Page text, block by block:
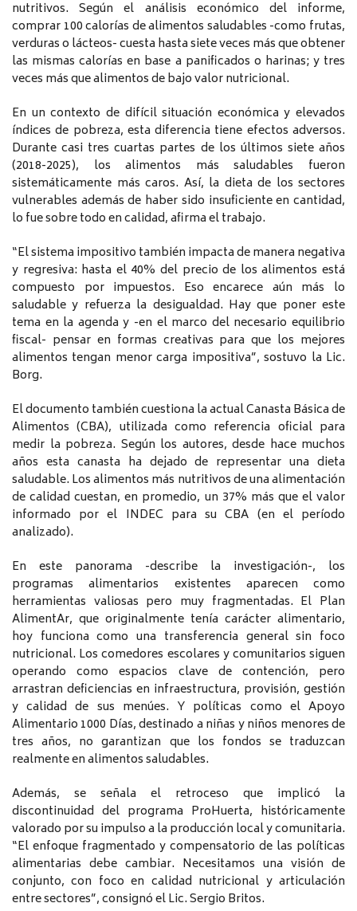
nutritivos. Según el análisis económico del informe,
comprar 100 calorías de alimentos saludables -como frutas,
verduras o lácteos- cuesta hasta siete veces más que obtener
las mismas calorías en base a panificados o harinas; y tres
veces más que alimentos de bajo valor nutricional.
En un contexto de difícil situación económica y elevados
índices de pobreza, esta diferencia tiene efectos adversos.
Durante casi tres cuartas partes de los últimos siete años
(2018-2025), los alimentos más saludables fueron
sistemáticamente más caros. Así, la dieta de los sectores
vulnerables además de haber sido insuficiente en cantidad,
lo fue sobre todo en calidad, afirma el trabajo.
“El sistema impositivo también impacta de manera negativa
y regresiva: hasta el 40% del precio de los alimentos está
compuesto por impuestos. Eso encarece aún más lo
saludable y refuerza la desigualdad. Hay que poner este
tema en la agenda y -en el marco del necesario equilibrio
fiscal- pensar en formas creativas para que los mejores
alimentos tengan menor carga impositiva”, sostuvo la Lic.
Borg.
El documento también cuestiona la actual Canasta Básica de
Alimentos (CBA), utilizada como referencia oficial para
medir la pobreza. Según los autores, desde hace muchos
años esta canasta ha dejado de representar una dieta
saludable. Los alimentos más nutritivos de una alimentación
de calidad cuestan, en promedio, un 37% más que el valor
informado por el INDEC para su CBA (en el período
analizado).
En este panorama -describe la investigación-, los
programas alimentarios existentes aparecen como
herramientas valiosas pero muy fragmentadas. El Plan
AlimentAr, que originalmente tenía carácter alimentario,
hoy funciona como una transferencia general sin foco
nutricional. Los comedores escolares y comunitarios siguen
operando como espacios clave de contención, pero
arrastran deficiencias en infraestructura, provisión, gestión
y calidad de sus menúes. Y políticas como el Apoyo
Alimentario 1000 Días, destinado a niñas y niños menores de
tres años, no garantizan que los fondos se traduzcan
realmente en alimentos saludables.
Además, se señala el retroceso que implicó la
discontinuidad del programa ProHuerta, históricamente
valorado por su impulso a la producción local y comunitaria.
“El enfoque fragmentado y compensatorio de las políticas
alimentarias debe cambiar. Necesitamos una visión de
conjunto, con foco en calidad nutricional y articulación
entre sectores”, consignó el Lic. Sergio Britos.